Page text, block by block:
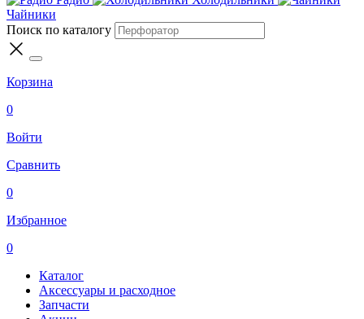
Чайники
Поиск по каталогу
Корзина
0
Войти
Сравнить
0
Избранное
0
Каталог
Аксессуары и расходное
Запчасти